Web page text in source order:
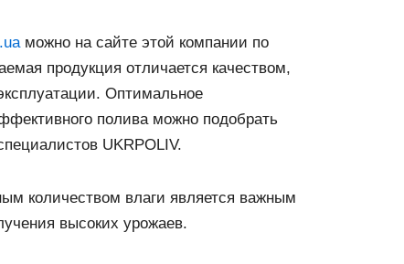
можно на сайте этой компании по
продукция отличается качеством,
Оптимальное
полива можно подобрать
UKRPOLIV.
количеством влаги является важным
высоких урожаев.